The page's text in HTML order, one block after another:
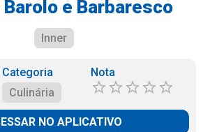
e Barbaresco
Inner
Categoria
Culinária
Nota
NO APLICATIVO